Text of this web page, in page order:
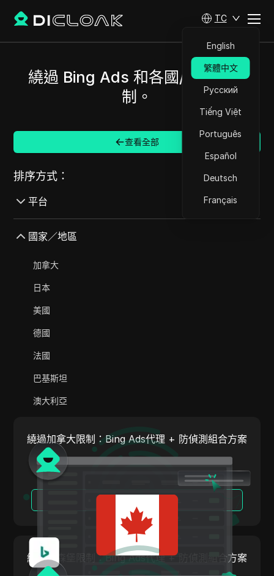
TC
English
繁體中文
Русский
Tiếng Việt
Português
Español
Deutsch
Français
繞過 Bing Ads 和各國/地區的限
制。
查看全部
排序方式：
平台
AdMob
Apple Pay
ASOS
BestBuy
Cash App
ClickBank
國家／地區
加拿大
日本
美國
德國
法國
巴基斯坦
澳大利亞
義大利
荷蘭
越南
葡萄牙
阿根廷
奧地利
繞過加拿大限制：Bing Ads代理 + 防偵測組合方案
繞過盧森堡限制：Bing Ads代理 + 防偵測組合方案